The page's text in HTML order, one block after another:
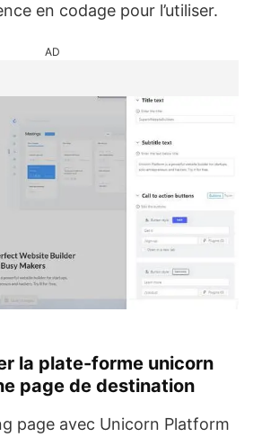
en codage pour l’utiliser.
AD
la plate-forme unicorn
page de destination
page avec Unicorn Platform